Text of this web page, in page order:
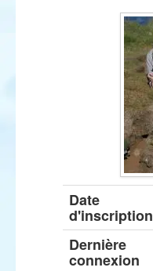
Date
d'inscription
Dernière
connexion